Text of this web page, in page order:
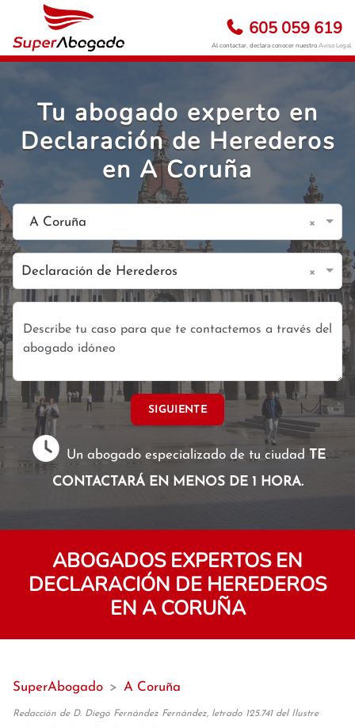
605 059 619
Al contactar, declara conocer nuestroAviso Legal
Tu abogado experto en
Declaración de Herederos
en A Coruña
A Coruña ×
Declaración de Herederos ×
SIGUIENTE
Un abogado especializado de tu ciudad TE
CONTACTARÁ EN MENOS DE 1 HORA.
ABOGADOS EXPERTOS EN
DECLARACIÓN DE HEREDEROS
EN A CORUÑA
SuperAbogado > A Coruña
Redacción de D. Diego Fernández Fernández, letrado 125.741 del Ilustre